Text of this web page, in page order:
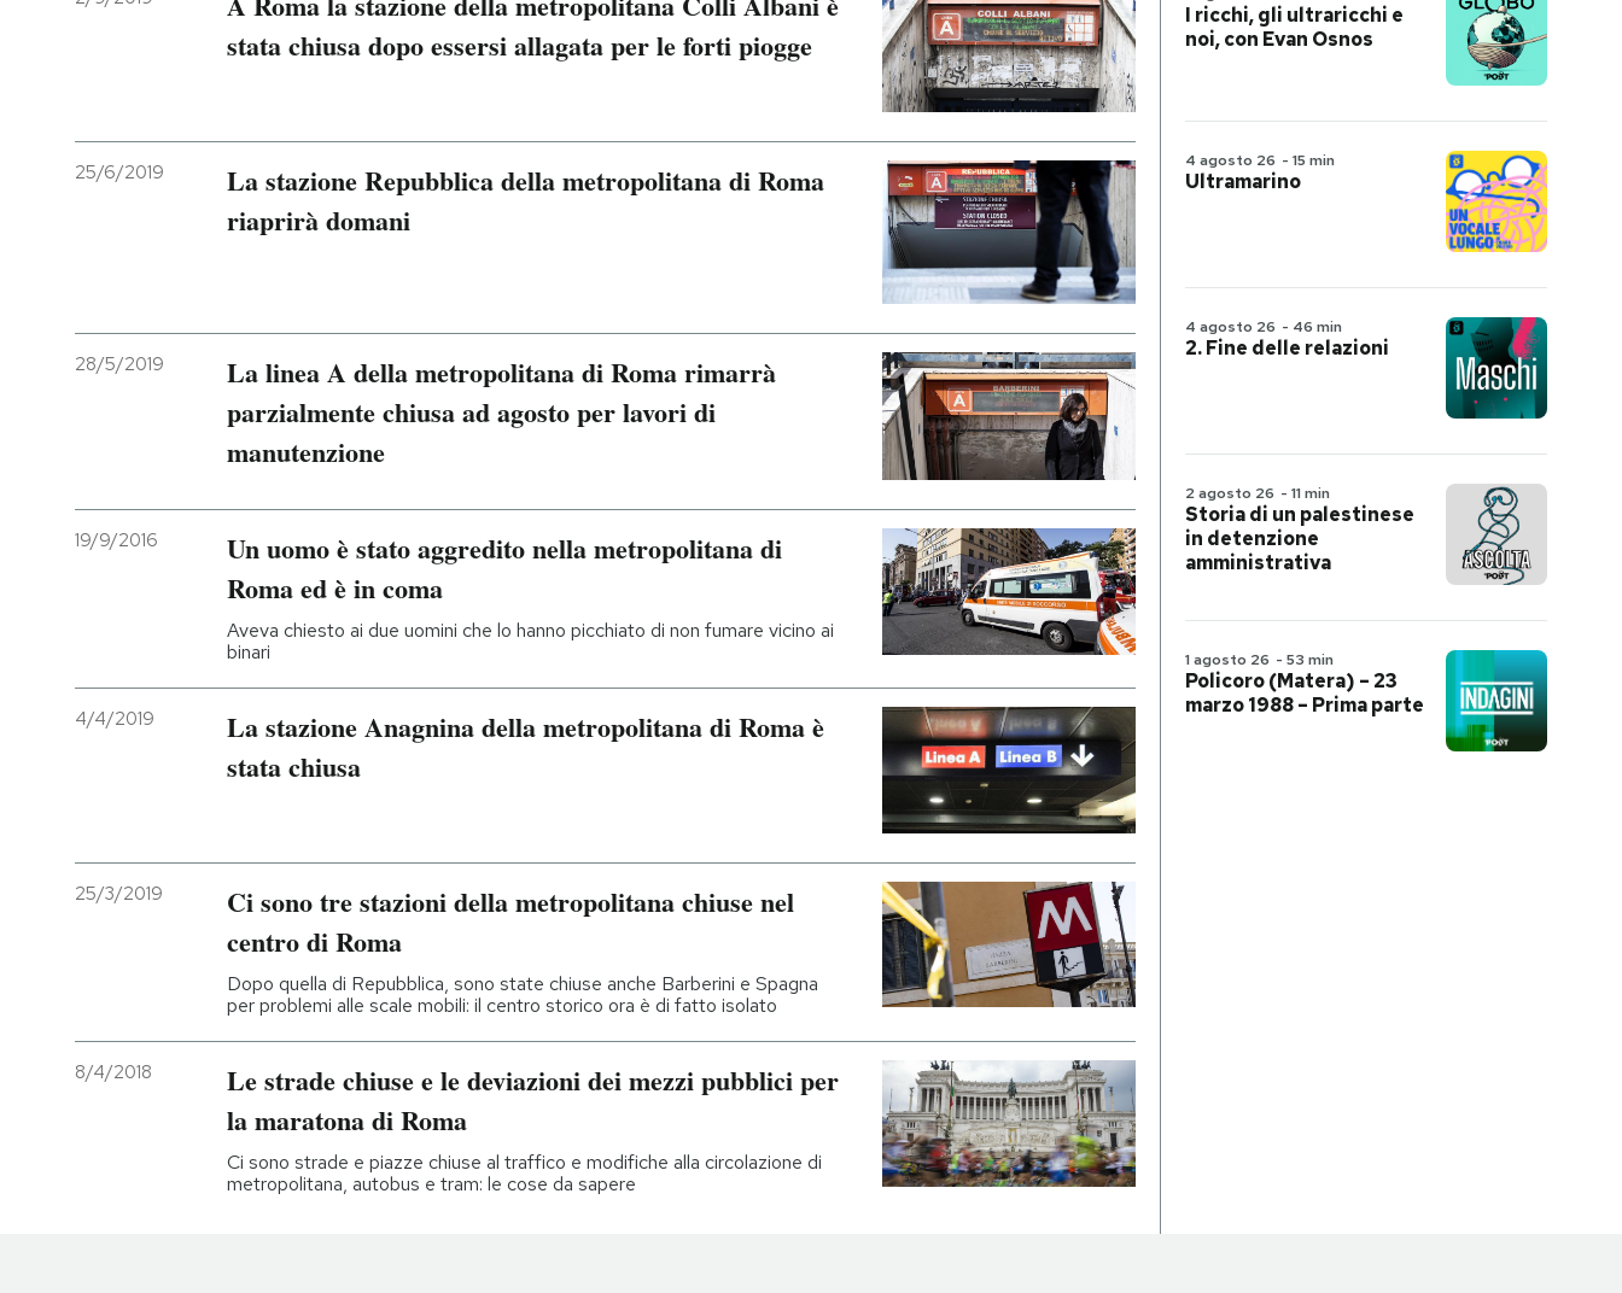
stata chiusa dopo essersi allagata per le forti piogge
25/6/2019
La stazione Repubblica della metropolitana di Roma
riaprirà domani
28/5/2019
La linea A della metropolitana di Roma rimarrà
parzialmente chiusa ad agosto per lavori di
manutenzione
19/9/2016
Un uomo è stato aggredito nella metropolitana di
Roma ed è in coma
Aveva chiesto ai due uomini che lo hanno picchiato di non fumare vicino ai
binari
4/4/2019
La stazione Anagnina della metropolitana di Roma è
stata chiusa
25/3/2019
Ci sono tre stazioni della metropolitana chiuse nel
centro di Roma
Dopo quella di Repubblica, sono state chiuse anche Barberini e Spagna
per problemi alle scale mobili: il centro storico ora è di fatto isolato
8/4/2018
Le strade chiuse e le deviazioni dei mezzi pubblici per
la maratona di Roma
Ci sono strade e piazze chiuse al traffico e modifiche alla circolazione di
metropolitana, autobus e tram: le cose da sapere
I ricchi, gli ultraricchi e
noi, con Evan Osnos
4 agosto 26 - 15 min
Ultramarino
4 agosto 26 - 46 min
2. Fine delle relazioni
2 agosto 26 - 11 min
Storia di un palestinese
in detenzione
amministrativa
1 agosto 26 - 53 min
Policoro (Matera) – 23
marzo 1988 – Prima parte